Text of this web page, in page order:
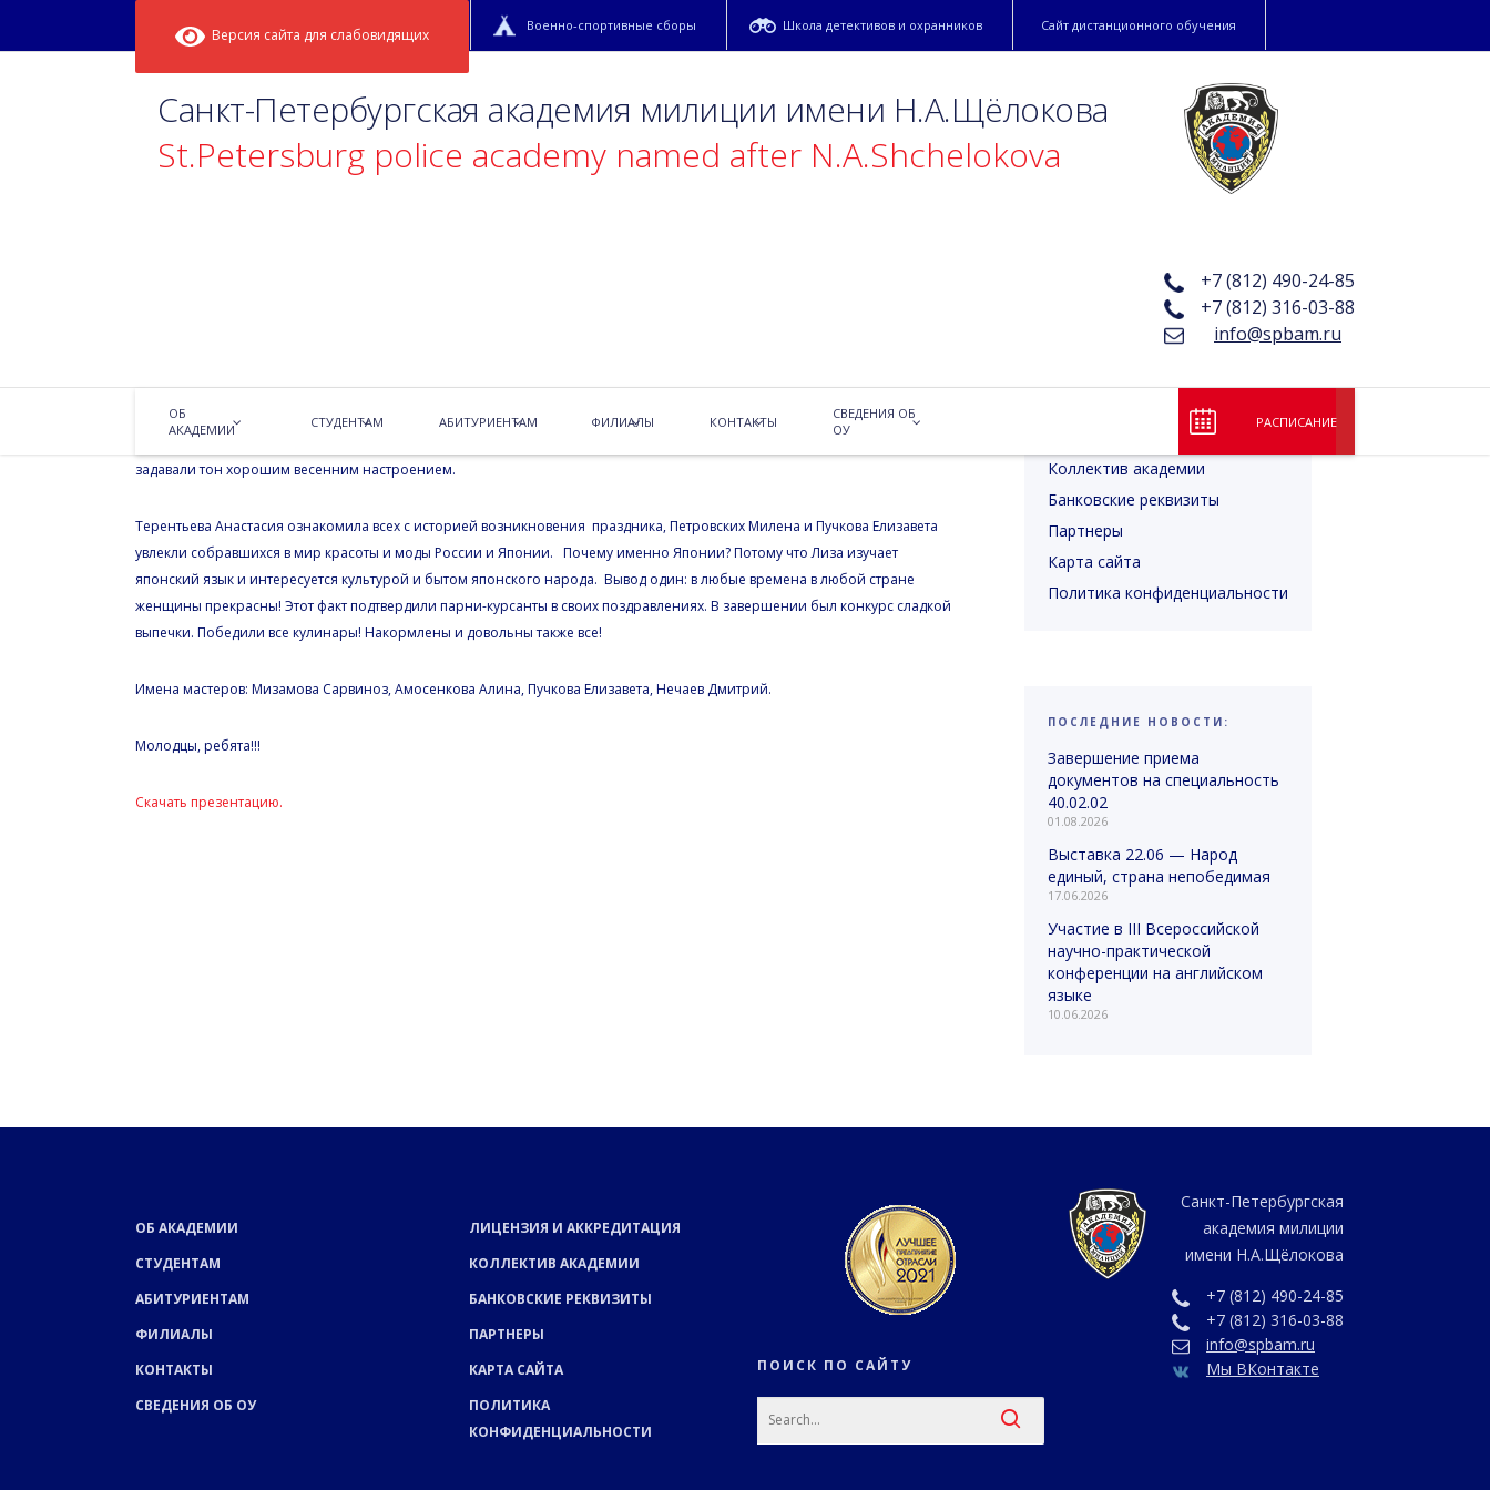
Версия сайта для слабовидящих
Военно-спортивные сборы Школа детективов и охранников Сайт дистанционного обучения
Санкт-Петербургская академия милиции имени Н.А.Щёлокова
St.Petersburg police academy named after N.A.Shchelokova
+7 (812) 490-24-85
+7 (812) 316-03-88
info@spbam.ru
ОБ
АКАДЕМИИ
СТУДЕНТАМ АБИТУРИЕНТАМ ФИЛИАЛЫ КОНТАКТЫ
СВЕДЕНИЯ ОБ
ОУ
РАСПИСАНИЕ
В преддверии прекрасного 8 марта 102 группа организовала тематическую встречу курсантов. Вебер Татьяна (опытный
конферансье, победитель городского конкурса юных экскурсоводов) и Фролов Максим как организаторы и ведущие
задавали тон хорошим весенним настроением.
Терентьева Анастасия ознакомила всех с историей возникновения праздника, Петровских Милена и Пучкова Елизавета
увлекли собравшихся в мир красоты и моды России и Японии. Почему именно Японии? Потому что Лиза изучает
японский язык и интересуется культурой и бытом японского народа. Вывод один: в любые времена в любой стране
женщины прекрасны! Этот факт подтвердили парни-курсанты в своих поздравлениях. В завершении был конкурс сладкой
выпечки. Победили все кулинары! Накормлены и довольны также все!
Имена мастеров: Мизамова Сарвиноз, Амосенкова Алина, Пучкова Елизавета, Нечаев Дмитрий.
Молодцы, ребята!!!
Скачать презентацию.
Лицензия и аккредитация
Коллектив академии
Банковские реквизиты
Партнеры
Карта сайта
Политика конфиденциальности
ПОСЛЕДНИЕ НОВОСТИ:
Завершение приема
документов на специальность
40.02.02
01.08.2026
Выставка 22.06 — Народ
единый, страна непобедимая
17.06.2026
Участие в III Всероссийской
научно-практической
конференции на английском
языке
10.06.2026
ОБ АКАДЕМИИ
СТУДЕНТАМ
АБИТУРИЕНТАМ
ФИЛИАЛЫ
КОНТАКТЫ
СВЕДЕНИЯ ОБ ОУ
ЛИЦЕНЗИЯ И АККРЕДИТАЦИЯ
КОЛЛЕКТИВ АКАДЕМИИ
БАНКОВСКИЕ РЕКВИЗИТЫ
ПАРТНЕРЫ
КАРТА САЙТА
ПОЛИТИКА
КОНФИДЕНЦИАЛЬНОСТИ
ПОИСК ПО САЙТУ
Санкт-Петербургская
академия милиции
имени Н.А.Щёлокова
+7 (812) 490-24-85
+7 (812) 316-03-88
info@spbam.ru
Мы ВКонтакте